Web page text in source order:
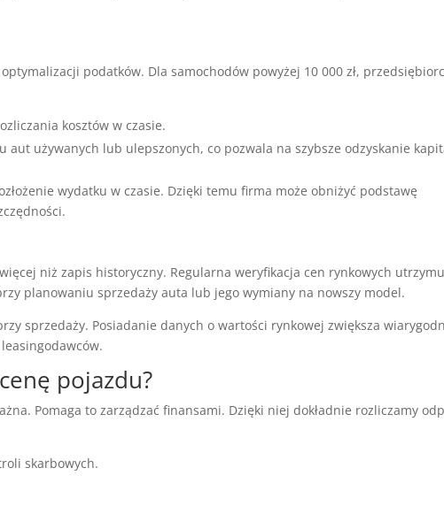
podatków. Dla samochodów powyżej 10 000 zł,
kosztów w czasie.
aut używanych lub ulepszonych, co pozwala na szybsze odzyskanie
wydatku w czasie. Dzięki temu firma może obniżyć podstawę
niż zapis historyczny. Regularna weryfikacja cen rynkowych
planowaniu sprzedaży auta lub jego wymiany na nowszy model.
sprzedaży. Posiadanie danych o wartości rynkowej zwiększa
pojazdu?
Pomaga to zarządzać finansami. Dzięki niej dokładnie rozliczamy
skarbowych.